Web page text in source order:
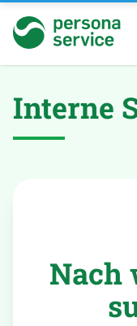
persona service
Interne
Nach